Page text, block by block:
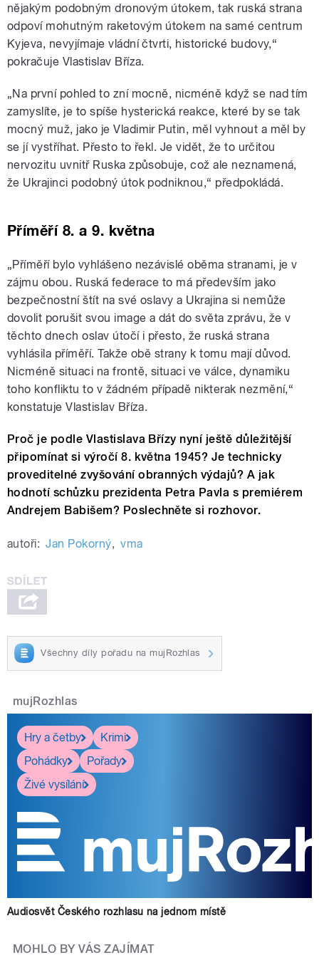
nějakým podobným dronovým útokem, tak ruská strana
odpoví mohutným raketovým útokem na samé centrum
Kyjeva, nevyjímaje vládní čtvrti, historické budovy,“
pokračuje Vlastislav Bříza.
„Na první pohled to zní mocně, nicméně když se nad tím
zamyslíte, je to spíše hysterická reakce, které by se tak
mocný muž, jako je Vladimir Putin, měl vyhnout a měl by
se jí vystříhat. Přesto to řekl. Je vidět, že to určitou
nervozitu uvnitř Ruska způsobuje, což ale neznamená,
že Ukrajinci podobný útok podniknou,“ předpokládá.
Příměří 8. a 9. května
„Příměří bylo vyhlášeno nezávislé oběma stranami, je v
zájmu obou. Ruská federace to má především jako
bezpečnostní štít na své oslavy a Ukrajina si nemůže
dovolit porušit svou image a dát do světa zprávu, že v
těchto dnech oslav útočí i přesto, že ruská strana
vyhlásila příměří. Takže obě strany k tomu mají důvod.
Nicméně situaci na frontě, situaci ve válce, dynamiku
toho konfliktu to v žádném případě nikterak nezmění,“
konstatuje Vlastislav Bříza.
Proč je podle Vlastislava Břízy nyní ještě důležitější
připomínat si výročí 8. května 1945? Je technicky
proveditelné zvyšování obranných výdajů? A jak
hodnotí schůzku prezidenta Petra Pavla s premiérem
Andrejem Babišem? Poslechněte si rozhovor.
autoři: Jan Pokorný, vma
Všechny díly pořadu na mujRozhlas
mujRozhlas
Hry a četby
Krimi
Pohádky
Pořady
Živé vysílání
Audiosvět Českého rozhlasu na jednom místě
MOHLO BY VÁS ZAJÍMAT